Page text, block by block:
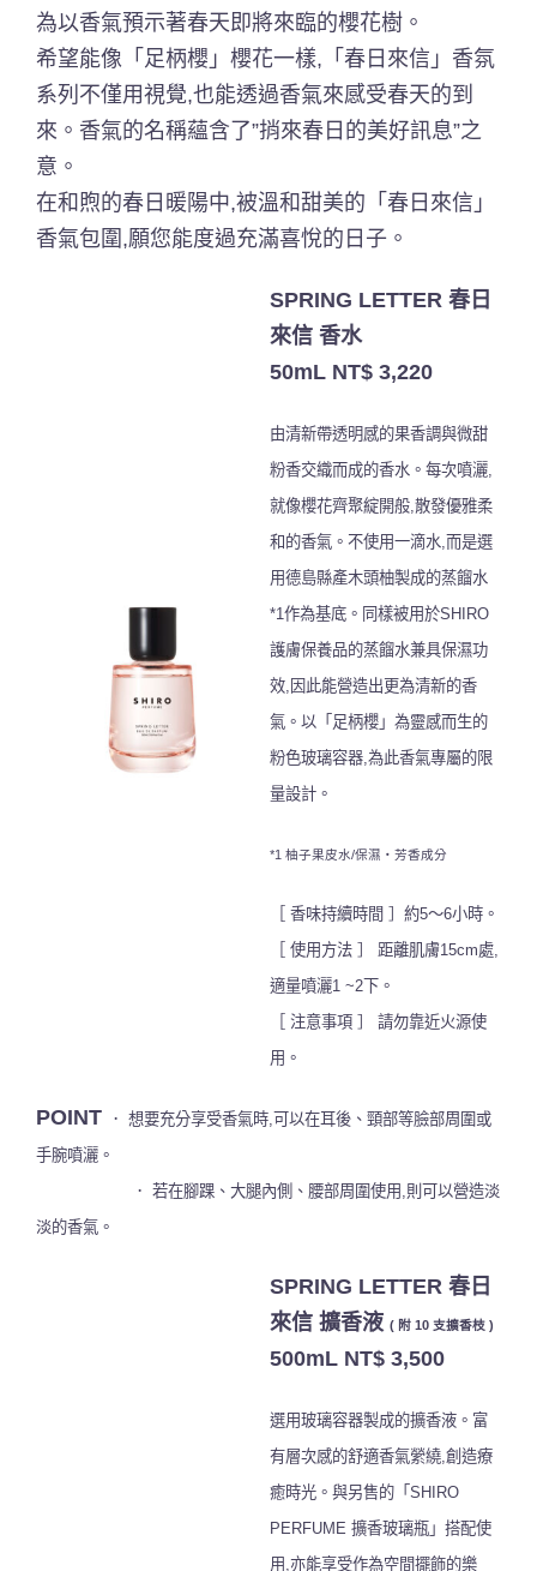
為以香氣預示著春天即將來臨的櫻花樹。
希望能像「足柄櫻」櫻花一樣,「春日來信」香氛
系列不僅用視覺,也能透過香氣來感受春天的到
來。香氣的名稱蘊含了”捎來春日的美好訊息”之
意。
在和煦的春日暖陽中,被溫和甜美的「春日來信」
香氣包圍,願您能度過充滿喜悅的日子。
SPRING LETTER 春日
來信 香水
50mL NT$ 3,220
由清新帶透明感的果香調與微甜
粉香交織而成的香水。每次噴灑,
就像櫻花齊聚綻開般,散發優雅柔
和的香氣。不使用一滴水,而是選
用德島縣產木頭柚製成的蒸餾水
*1作為基底。同樣被用於SHIRO
護膚保養品的蒸餾水兼具保濕功
效, 因此能營造出更為清新的香
氣。以「足柄櫻」為靈感而生的
粉色玻璃容器,為此香氣專屬的限
量設計。
*1 柚子果皮水/保濕・芳香成分
［ 香味持續時間 ］約5～6小時。
［ 使用方法 ］ 距離肌膚15cm處,
適量噴灑1 ~2下。
［ 注意事項 ］ 請勿靠近火源使
用。
POINT
． 想要充分享受香氣時,可以在耳後、頸部等臉部周圍或
手腕噴灑。
． 若在腳踝、大腿內側、腰部周圍使用,則可以營造淡
淡的香氣。
SPRING LETTER 春日
來信 擴香液 ( 附 10 支擴香枝 )
500mL NT$ 3,500
選用玻璃容器製成的擴香液。富
有層次感的舒適香氣縈繞,創造療
癒時光。與另售的「SHIRO
PERFUME 擴香玻璃瓶」搭配使
用,亦能享受作為空間擺飾的樂